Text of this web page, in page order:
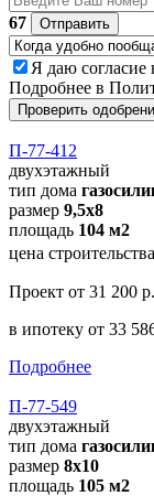
67
Отправить
Я даю согласие
Подробнее в
Проверить
П-77-412
двухэтажный
тип дома
размер 9,5х8
площадь 104 м2
цена
Проект от 31 200 р.
в ипотеку от 33
Подробнее
П-77-549
двухэтажный
тип дома
размер 8х10
площадь 105 м2